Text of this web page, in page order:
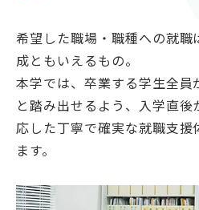
保護者の方
高校教員の方
企業の方
在学生・教職員の方
希望した職場・職種への就
成ともいえるもの。
本学では、卒業する学生全員
と踏み出せるよう、入学直
応した丁寧で確実な就職支援
ます。